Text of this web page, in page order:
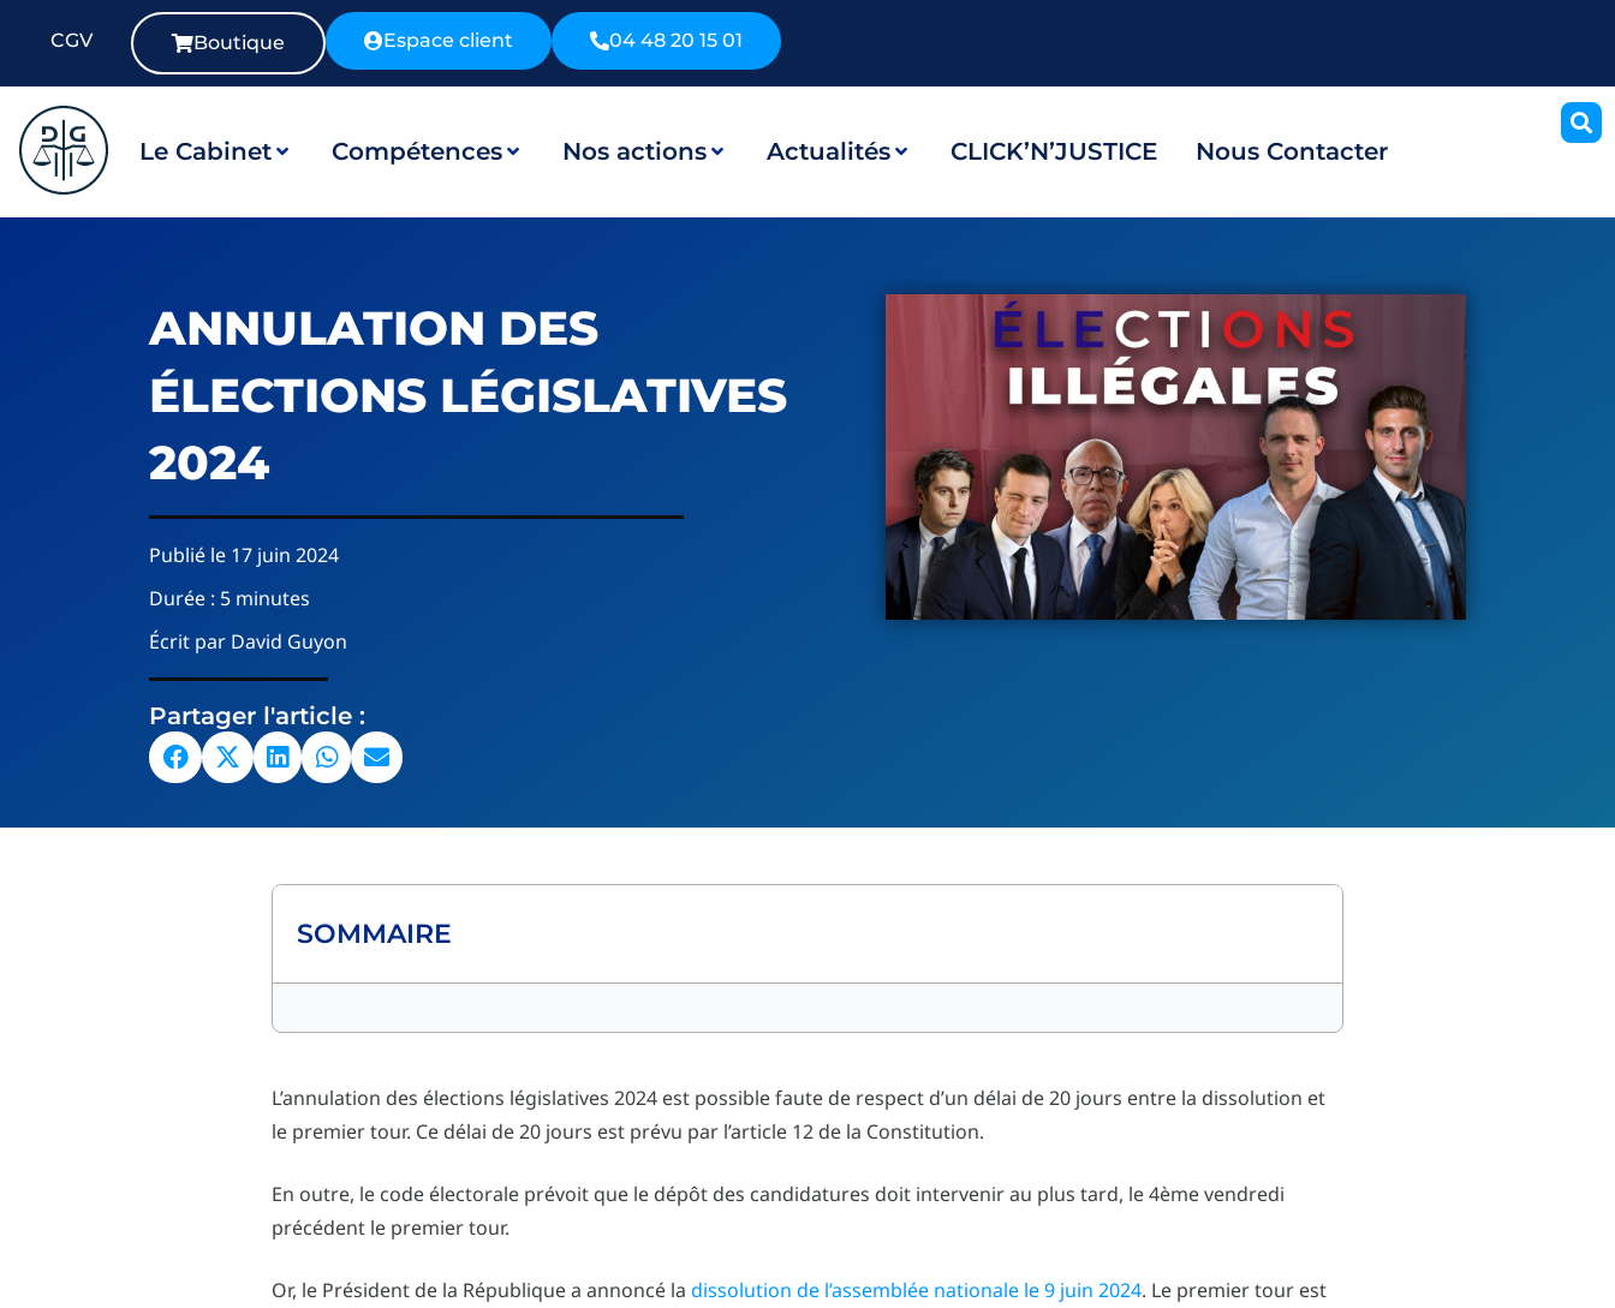
CGV Boutique Espace client 04 48 20 15 01
Le Cabinet Compétences Nos actions Actualités CLICK’N’JUSTICE Nous Contacter
ANNULATION DES
ÉLECTIONS LÉGISLATIVES
2024
Publié le 17 juin 2024
Durée : 5 minutes
Écrit par David Guyon
Partager l'article :
SOMMAIRE
L’annulation des élections législatives 2024 est possible faute de respect d’un délai de 20 jours entre la dissolution et
le premier tour. Ce délai de 20 jours est prévu par l’article 12 de la Constitution.
En outre, le code électorale prévoit que le dépôt des candidatures doit intervenir au plus tard, le 4ème vendredi
précédent le premier tour.
Or, le Président de la République a annoncé la dissolution de l’assemblée nationale le 9 juin 2024. Le premier tour est